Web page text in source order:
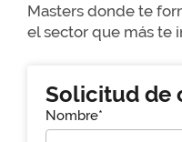
Masters donde te
el sector que más te
Solicitud de
Nombre*